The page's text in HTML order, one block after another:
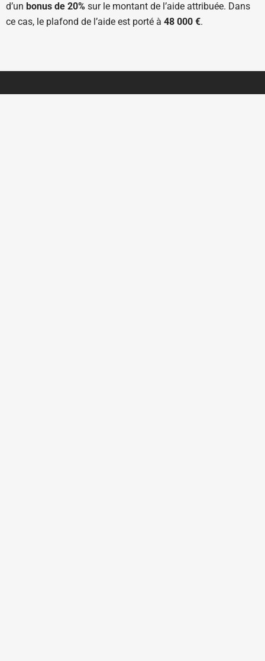
d’un bonus de 20% sur le montant de l’aide attribuée. Dans
ce cas, le plafond de l’aide est porté à 48 000 €.